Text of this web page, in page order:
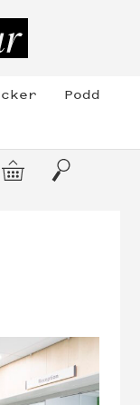
Podd
Varukorg
Sök